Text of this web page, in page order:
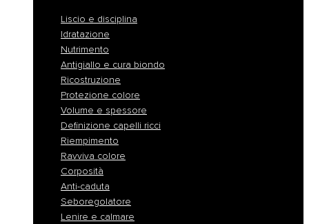
Liscio e disciplina
Idratazione
Nutrimento
Antigiallo e cura biondo
Ricostruzione
Protezione colore
Volume e spessore
Definizione capelli ricci
Riempimento
Ravviva colore
Corposità
Anti-caduta
Seboregolatore
Lenire e calmare